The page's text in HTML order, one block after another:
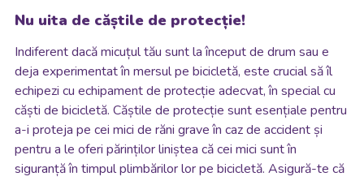
Nu uita de căștile de protecție!
Indiferent dacă micuțul tău sunt la început de drum sau e
deja experimentat în mersul pe bicicletă, este crucial să îl
echipezi cu echipament de protecție adecvat, în special cu
căști de bicicletă. Căștile de protecție sunt esențiale pentru
a-i proteja pe cei mici de răni grave în caz de accident și
pentru a le oferi părinților liniștea că cei mici sunt în
siguranță în timpul plimbărilor lor pe bicicletă. Asigură-te că